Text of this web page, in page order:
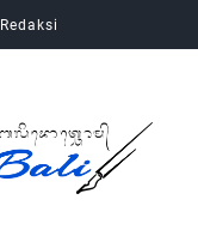
Redaksi